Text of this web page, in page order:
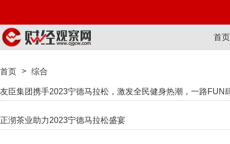
首页
首页 > 综合
友臣集团携手2023宁德马拉松，激发全民健身热潮，一路FUN
正沏茶业助力2023宁德马拉松盛宴